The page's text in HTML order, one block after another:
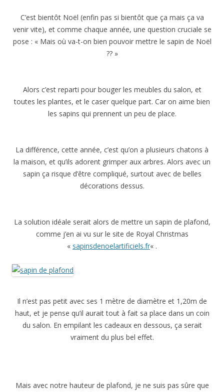
C’est bientôt Noël (enfin pas si bientôt que ça mais ça va
venir vite), et comme chaque année, une question cruciale se
pose : « Mais où va-t-on bien pouvoir mettre le sapin de Noël
?? »
Alors c’est reparti pour bouger les meubles du salon, et
toutes les plantes, et le caser quelque part. Car on aime bien
les sapins qui prennent un peu de place.
La différence, cette année, c’est qu’on a plusieurs chatons à
la maison, et qu’ils adorent grimper aux arbres. Alors avec un
sapin ça risque d’être compliqué, surtout avec de belles
décorations dessus.
La solution idéale serait alors de mettre un sapin de plafond,
comme j’en ai vu sur le site de Royal Christmas
« sapinsdenoelartificiels.fr« .
Il n’est pas petit avec ses 1 mètre de diamètre et 1,20m de
haut, et je pense qu’il aurait tout à fait sa place dans un coin
du salon. En empilant les cadeaux en dessous, ça serait
vraiment du plus bel effet.
Mais avec notre hauteur de plafond, je ne suis pas sûre que